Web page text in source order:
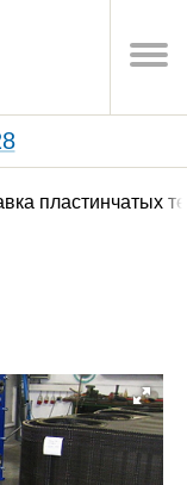
пластинчатых